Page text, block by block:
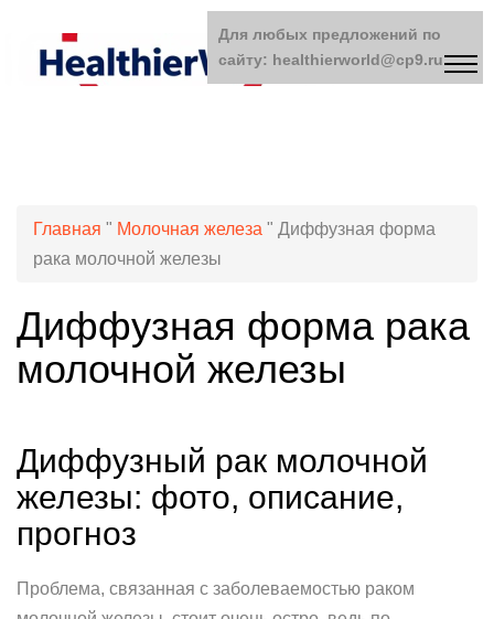
Главная " Молочная железа " Диффузная форма
рака молочной железы
Диффузная форма рака
молочной железы
Диффузный рак молочной
железы: фото, описание,
прогноз
Проблема, связанная с заболеваемостью раком
Для любых предложений по
сайту: healthierworld@cp9.ru